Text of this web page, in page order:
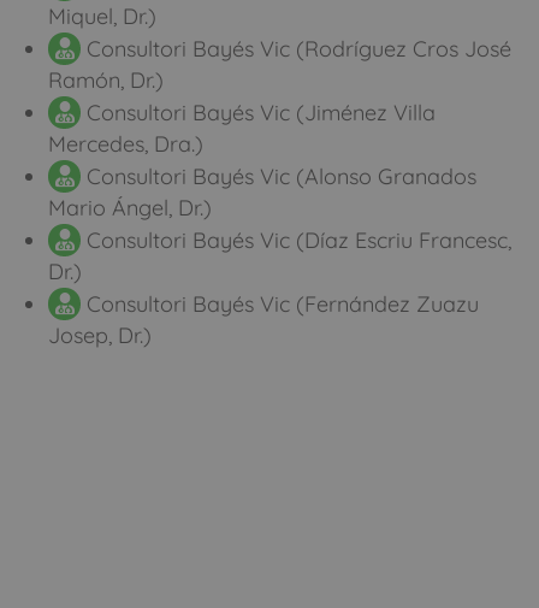
Miquel, Dr.)
Consultori Bayés Vic (Rodríguez Cros José
Ramón, Dr.)
Consultori Bayés Vic (Jiménez Villa
Mercedes, Dra.)
Consultori Bayés Vic (Alonso Granados
Mario Ángel, Dr.)
Consultori Bayés Vic (Díaz Escriu Francesc,
Dr.)
Consultori Bayés Vic (Fernández Zuazu
Josep, Dr.)